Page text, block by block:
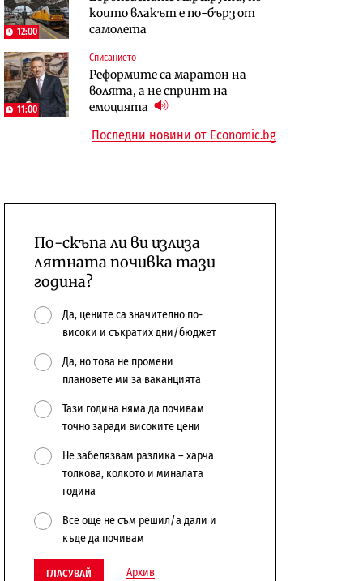
12:00
които влакът е по-бърз от
самолета
11:00
Списанието
Реформите са маратон на
волята, а не спринт на
емоцията
сушата продължи
Държавният ТЕЦ „Марица
изток 2“ работи с 5 блока
предстои?
„Ендуросат“ ще строи огромен
космически и отбранителен
център в Доброславци
Последни новини от Economic.bg
По-скъпа ли ви излиза
лятната почивка тази
година?
Да, цените са значително по-
високи и съкратих дни/бюджет
Да, но това не промени
плановете ми за ваканцията
Тази година няма да почивам
точно заради високите цени
Не забелязвам разлика – харча
толкова, колкото и миналата
година
Все още не съм решил/а дали и
къде да почивам
ГЛАСУВАЙ Архив